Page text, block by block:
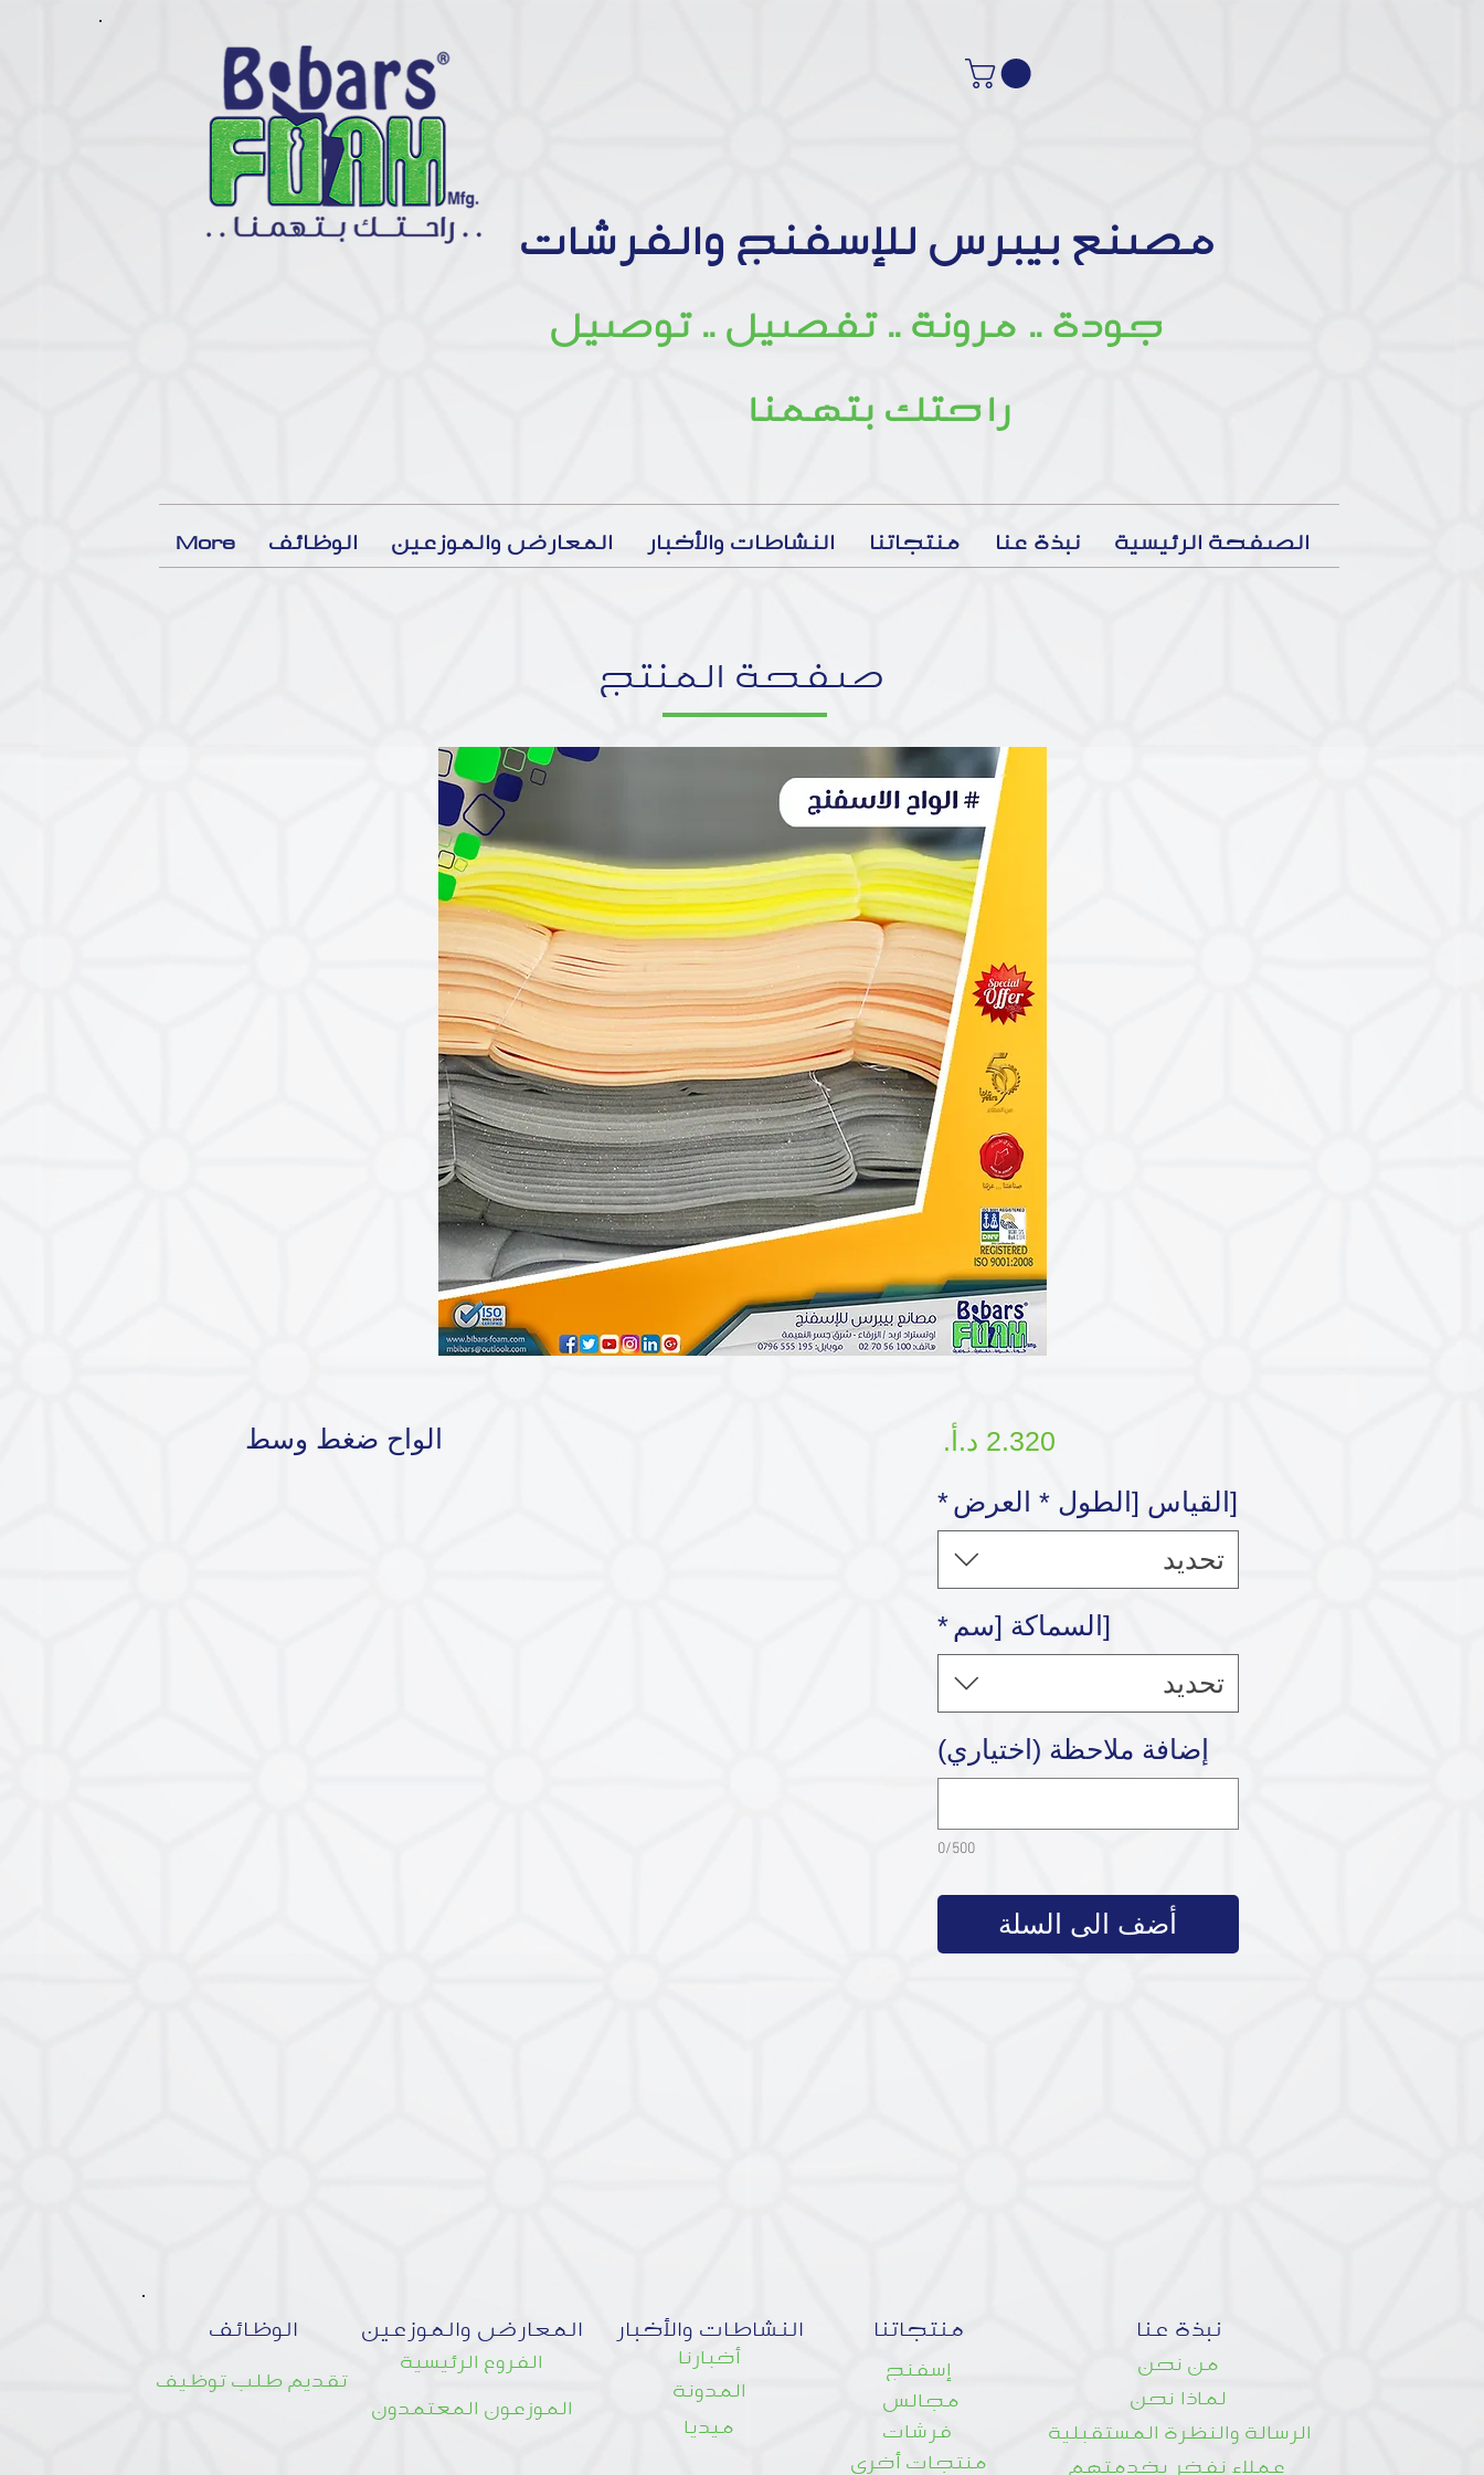
مصنع بيبرس للإسفنج والفرشات
جودة .. مرونة .. تفصيل .. توصيل
راحتك بتهمنا
الصفحة الرئيسية نبذة عنا منتجاتنا النشاطات والأخبار المعارض والموزعين الوظائف More
صفحة المنتج
الواح ضغط وسط
[القياس [الطول * العرض*
تحديد
[السماكة [سم *
تحديد
إضافة ملاحظة (اختياري)
0/500
أضف الى السلة
الوظائف
تقديم طلب توظيف
المعارض والموزعين
الفروع الرئيسية
الموزعون المعتمدون
النشاطات والأخبار
أخبارنا
المدونة
ميديا
منتجاتنا
إسفنج
مجالس
فرشات
منتجات أخرى
نبذة عنا
من نحن
لماذا نحن
الرسالة والنظرة المستقبلية
عملاء نفخر بخدمتهم